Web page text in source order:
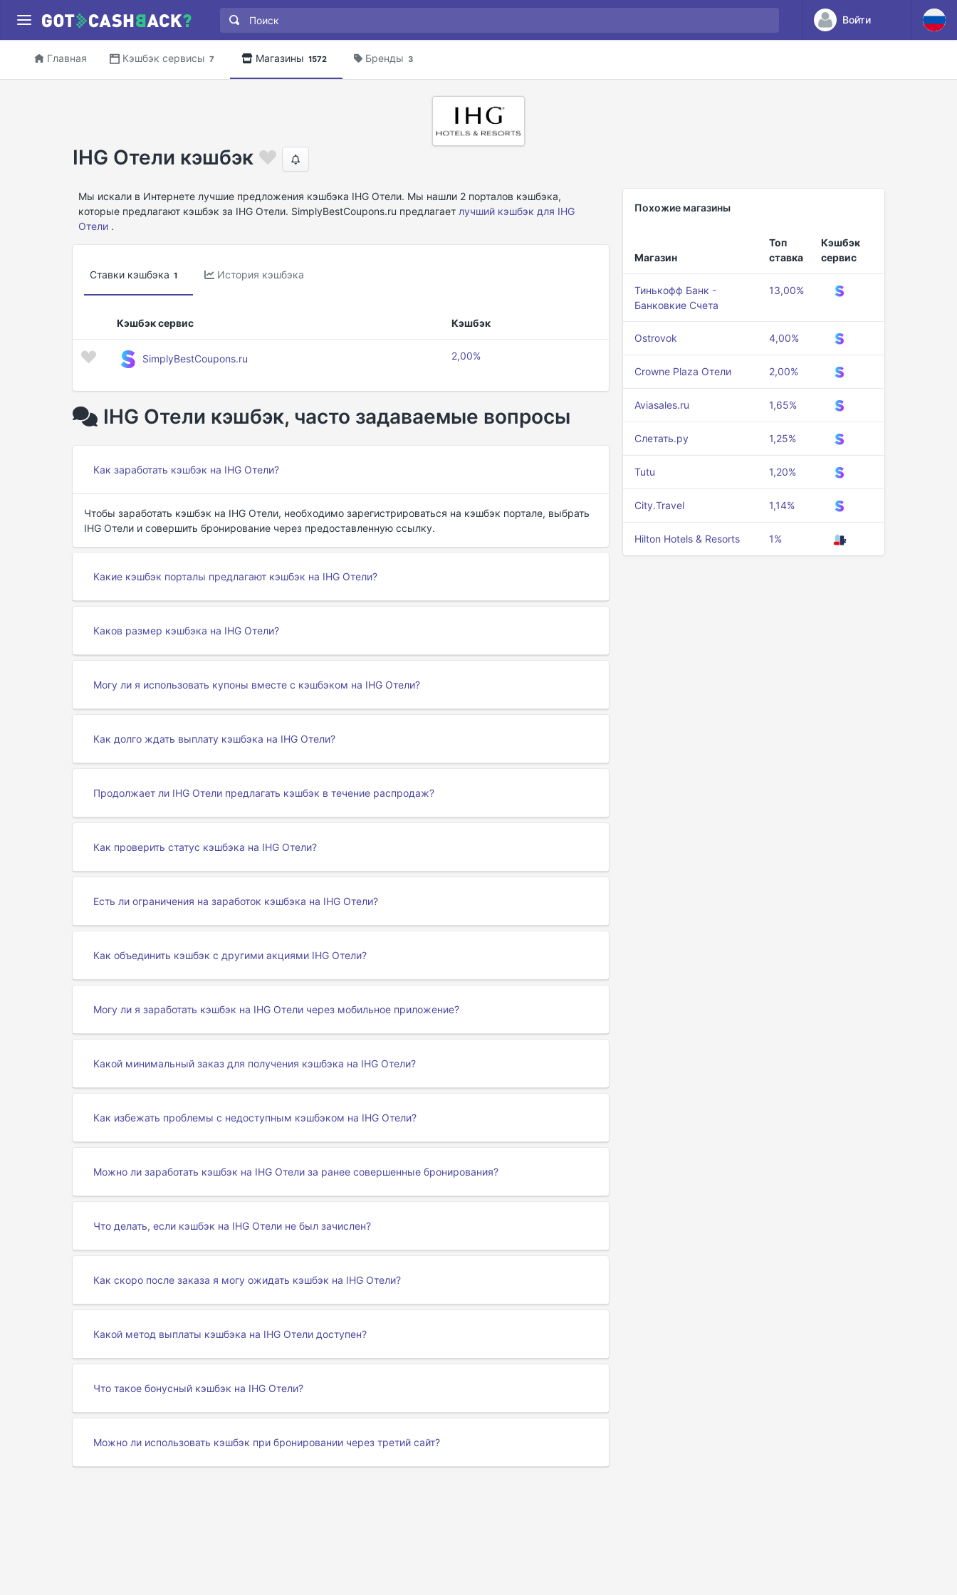
Войти
Главная Кэшбэк сервисы 7 Магазины 1572 Бренды 3
IHG Отели кэшбэк
Мы искали в Интернете лучшие предложения кэшбэка IHG Отели. Мы нашли 2 порталов кэшбэка,
которые предлагают кэшбэк за IHG Отели. SimplyBestCoupons.ru предлагает лучший кэшбэк для IHG
Отели .
Ставки кэшбэка 1 История кэшбэка
Кэшбэк сервис Кэшбэк
SimplyBestCoupons.ru 2,00%
IHG Отели кэшбэк, часто задаваемые вопросы
Как заработать кэшбэк на IHG Отели?
Чтобы заработать кэшбэк на IHG Отели, необходимо зарегистрироваться на кэшбэк портале, выбрать
IHG Отели и совершить бронирование через предоставленную ссылку.
Какие кэшбэк порталы предлагают кэшбэк на IHG Отели?
Каков размер кэшбэка на IHG Отели?
Могу ли я использовать купоны вместе с кэшбэком на IHG Отели?
Как долго ждать выплату кэшбэка на IHG Отели?
Продолжает ли IHG Отели предлагать кэшбэк в течение распродаж?
Как проверить статус кэшбэка на IHG Отели?
Есть ли ограничения на заработок кэшбэка на IHG Отели?
Как объединить кэшбэк с другими акциями IHG Отели?
Могу ли я заработать кэшбэк на IHG Отели через мобильное приложение?
Какой минимальный заказ для получения кэшбэка на IHG Отели?
Как избежать проблемы с недоступным кэшбэком на IHG Отели?
Можно ли заработать кэшбэк на IHG Отели за ранее совершенные бронирования?
Что делать, если кэшбэк на IHG Отели не был зачислен?
Как скоро после заказа я могу ожидать кэшбэк на IHG Отели?
Какой метод выплаты кэшбэка на IHG Отели доступен?
Что такое бонусный кэшбэк на IHG Отели?
Можно ли использовать кэшбэк при бронировании через третий сайт?
Похожие магазины
Магазин
Топ
ставка
Кэшбэк
сервис
Тинькофф Банк -
Банковкие Счета
13,00%
Ostrovok 4,00%
Crowne Plaza Отели 2,00%
Aviasales.ru 1,65%
Слетать.ру 1,25%
Tutu 1,20%
City.Travel 1,14%
Hilton Hotels & Resorts 1%